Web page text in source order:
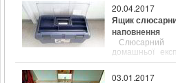
20.04.2017
Ящик
наповнення
Слюсарний
домашньої
тільки
молоток,
кернер, кусачки
03.01.2017